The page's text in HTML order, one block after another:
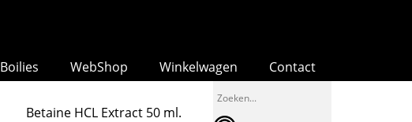
Boilies WebShop Winkelwagen Contact
Betaine HCL Extract 50 ml.